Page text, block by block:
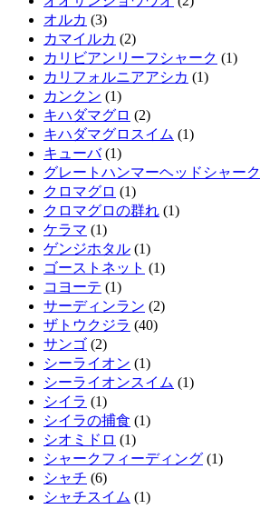
オルカ (3)
カマイルカ (2)
カリビアンリーフシャーク (1)
カリフォルニアアシカ (1)
カンクン (1)
キハダマグロ (2)
キハダマグロスイム (1)
キューバ(1)
グレートハンマーヘッドシャーク
クロマグロ (1)
クロマグロの群れ (1)
ケラマ (1)
ゲンジホタル (1)
ゴーストネット (1)
コヨーテ (1)
サーディンラン (2)
ザトウクジラ (40)
サンゴ (2)
シーライオン (1)
シーライオンスイム (1)
シイラ (1)
シイラの捕食 (1)
シオミドロ (1)
シャークフィーディング (1)
シャチ (6)
シャチスイム (1)